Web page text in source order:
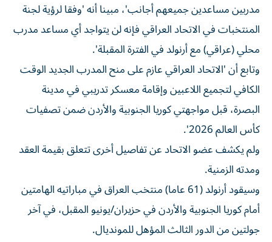
مدربين مساعدين جميعهم أجانب'، مبينا أنه 'وفقا لرؤية لجنة
المنتخبات في الاتحاد العراقي فإنه لن يتواجد أي مساعد مدرب
محلي (عراقي) مع أرنولد في الفترة المقبلة'.
وتابع أن 'الاتحاد العراقي عازم على منح المدرب الجديد الوقت
الكافي لتجميع اللاعبين وإقامة معسكر تدريبي في مدينة
البصرة، قبل مواجهتي كوريا الجنوبية والأردن ضمن تصفيات
كأس العالم 2026'.
ولم يكشف عضو الاتحاد عن تفاصيل أخرى تتعلق بقيمة العقد
ومدته الزمنية.
وسيقود أرنولد (61 عاما) منتخب العراق في مباراتيه الهامتين
أمام كوريا الجنوبية والأردن في حزيران/يونيو المقبل، في آخر
جولتين من الدور الثالث المؤهل للمونديال.